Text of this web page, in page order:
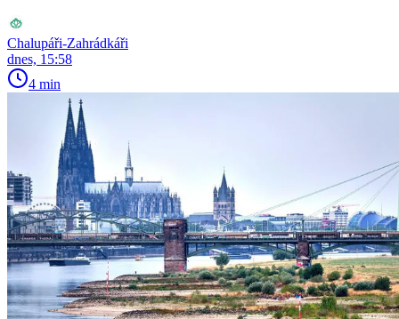
Chalupáři-Zahrádkáři
dnes, 15:58
4 min